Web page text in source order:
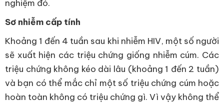
nghiệm đó.
Sơ nhiễm cấp tính
Khoảng 1 đến 4 tuần sau khi nhiễm HIV, một số người
sẽ xuất hiện các triệu chứng giống nhiễm cúm. Các
triệu chứng không kéo dài lâu (khoảng 1 đến 2 tuần)
và bạn có thể mắc chỉ một số triệu chứng cúm hoặc
hoàn toàn không có triệu chứng gì. Vì vậy không thể